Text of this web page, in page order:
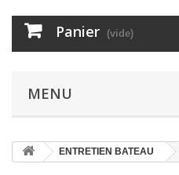
Panier (vide)
MENU
ENTRETIEN BATEAU